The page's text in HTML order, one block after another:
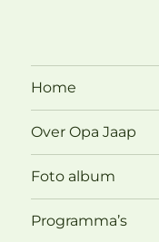
Home
Over Opa Jaap
Foto album
Programma’s